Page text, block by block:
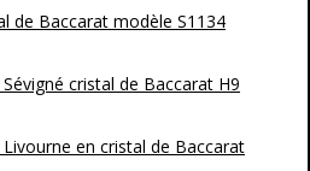
de Baccarat modèle S1134
cristal de Baccarat H9
en cristal de Baccarat